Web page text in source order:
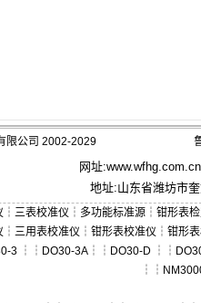
限公司 2002-2029
网址:www.wfhg.com.cn
地址:山东省潍坊市
┆ 三表校准仪 ┆ 多功能标准源 ┆ 钳形表
┆ 三用表校准仪 ┆ 钳形表校准仪 ┆ 钳形
3 ┆┆ DO30-3A ┆┆ DO30-D ┆┆
┆┆